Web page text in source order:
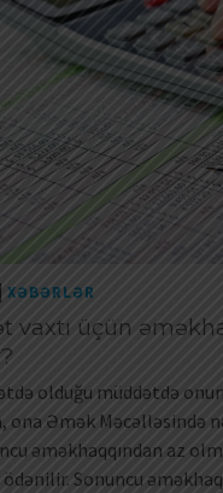
| XƏBƏRLƏR
vaxtı üçün
olduğu müddətdə
ona Əmək Məcəlləsində
əməkhaqqından az
ödənilir. Sonuncu